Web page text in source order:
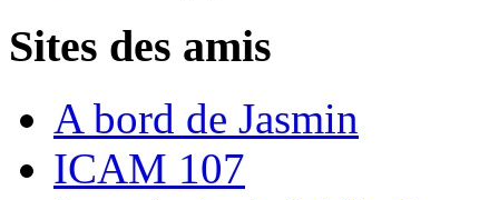
Sites des amis
A bord de Jasmin
ICAM 107